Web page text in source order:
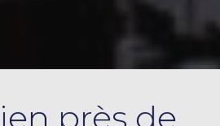
près de